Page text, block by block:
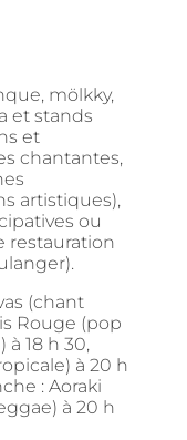
mölkky,
et stands
et
chantantes,
artistiques),
ou
restauration
(chant
Rouge (pop
à 18 h 30,
à 20 h
: Aoraki
à 20 h